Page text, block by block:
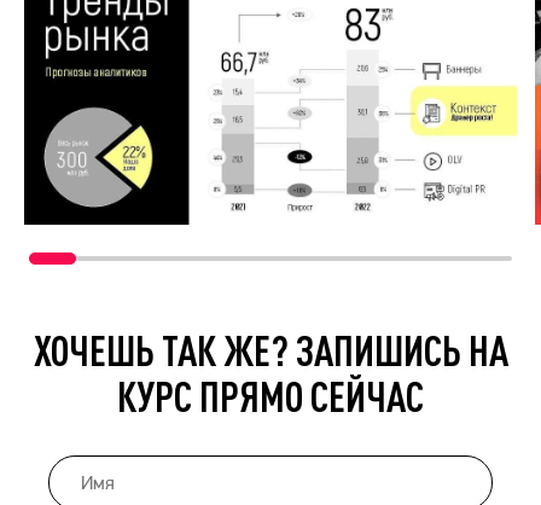
ХОЧЕШЬ ТАК ЖЕ? ЗАПИШИСЬ НА
КУРС ПРЯМО СЕЙЧАС